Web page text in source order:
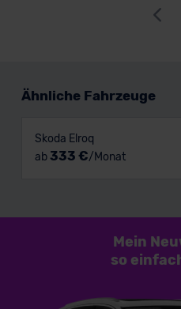
Ähnliche Fahrzeuge
Skoda Elroq
ab 333 €/Monat
Mein
so